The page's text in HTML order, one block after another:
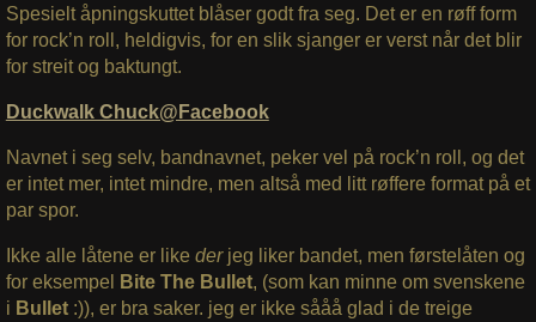
Spesielt åpningskuttet blåser godt fra seg. Det er en røff form
for rock’n roll, heldigvis, for en slik sjanger er verst når det blir
for streit og baktungt.
Duckwalk Chuck@Facebook
Navnet i seg selv, bandnavnet, peker vel på rock’n roll, og det
er intet mer, intet mindre, men altså med litt røffere format på et
par spor.
Ikke alle låtene er like derjeg liker bandet, men førstelåten og
for eksempel
Bite The Bullet, (som kan minne om svenskene
i Bullet :)), er bra saker. jeg er ikke sååå glad i de treige